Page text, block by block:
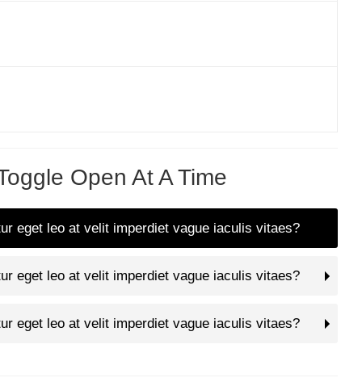
Open At A Time
eget leo at velit imperdiet vague iaculis vitaes?
eget leo at velit imperdiet vague iaculis vitaes?
eget leo at velit imperdiet vague iaculis vitaes?